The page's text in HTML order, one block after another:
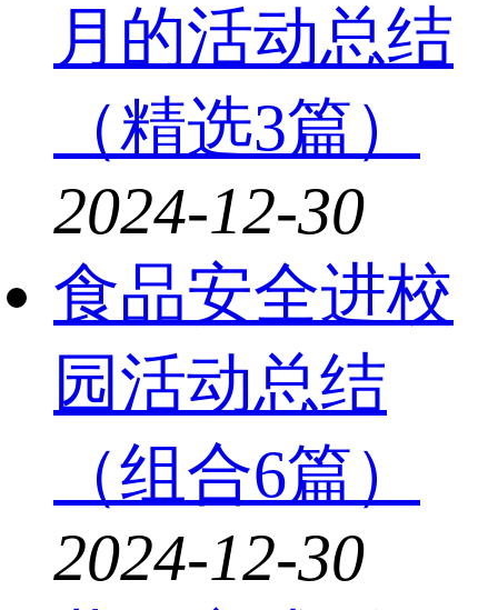
月的活动总结
（精选3篇）
2024-12-30
食品安全进校
园活动总结
（组合6篇）
2024-12-30